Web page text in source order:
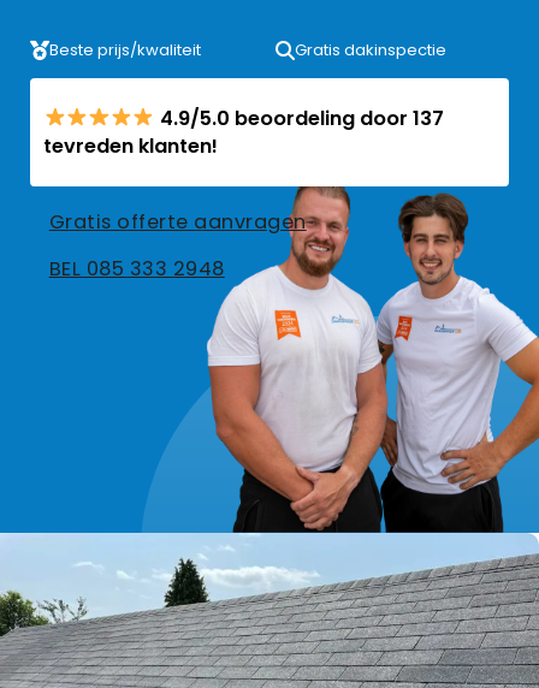
Beste prijs/kwaliteit Gratis dakinspectie
4.9/5.0 beoordeling door 137
tevreden klanten!
Gratis offerte aanvragen
BEL 085 333 2948